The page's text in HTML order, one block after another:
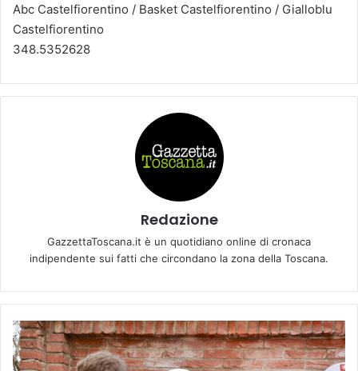
Abc Castelfiorentino / Basket Castelfiorentino / Gialloblu
Castelfiorentino
348.5352628
Redazione
GazzettaToscana.it è un quotidiano online di cronaca
indipendente sui fatti che circondano la zona della Toscana.
E
M
P